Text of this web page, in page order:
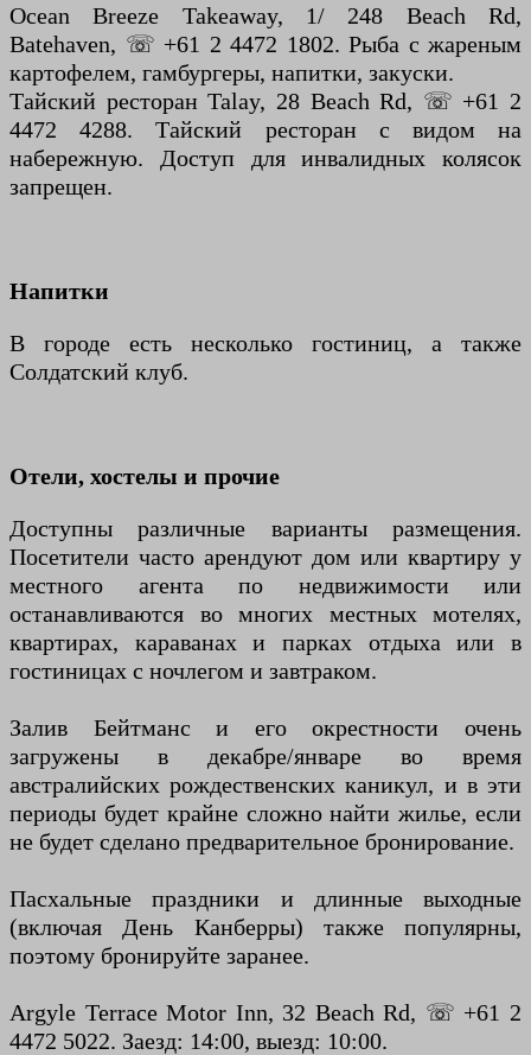
Ocean Breeze Takeaway, 1/ 248 Beach Rd,
Batehaven, ☏ +61 2 4472 1802. Рыба с жареным
картофелем, гамбургеры, напитки, закуски.
Тайский ресторан Talay, 28 Beach Rd, ☏ +61 2
4472 4288. Тайский ресторан с видом на
набережную. Доступ для инвалидных колясок
запрещен.
Напитки
В городе есть несколько гостиниц, а также
Солдатский клуб.
Отели, хостелы и прочие
Доступны различные варианты размещения.
Посетители часто арендуют дом или квартиру у
местного агента по недвижимости или
останавливаются во многих местных мотелях,
квартирах, караванах и парках отдыха или в
гостиницах с ночлегом и завтраком.
Залив Бейтманс и его окрестности очень
загружены в декабре/январе во время
австралийских рождественских каникул, и в эти
периоды будет крайне сложно найти жилье, если
не будет сделано предварительное бронирование.
Пасхальные праздники и длинные выходные
(включая День Канберры) также популярны,
поэтому бронируйте заранее.
Argyle Terrace Motor Inn, 32 Beach Rd, ☏ +61 2
4472 5022. Заезд: 14:00, выезд: 10:00.